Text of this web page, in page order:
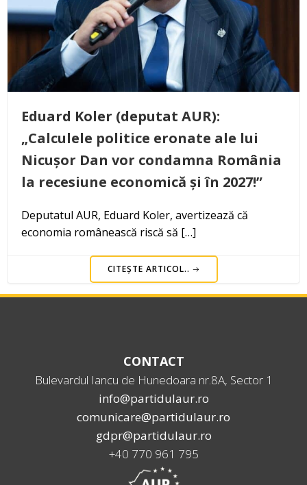
Eduard Koler (deputat AUR):
„Calculele politice eronate ale lui
Nicușor Dan vor condamna România
la recesiune economică și în 2027!”
Deputatul AUR, Eduard Koler, avertizează că
economia românească riscă să […]
CITEȘTE ARTICOL..
CONTACT
Bulevardul Iancu de Hunedoara nr.8A, Sector 1
info@partidulaur.ro
comunicare@partidulaur.ro
gdpr@partidulaur.ro
+40 770 961 795